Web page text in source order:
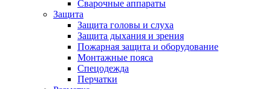
Сварочные аппараты
Защита
Защита головы и слуха
Защита дыхания и зрения
Пожарная защита и оборудование
Монтажные пояса
Спецодежда
Перчатки